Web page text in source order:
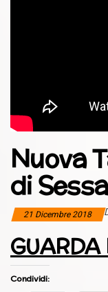
Nuova
di
21 Dicembre 2018
Condividi: